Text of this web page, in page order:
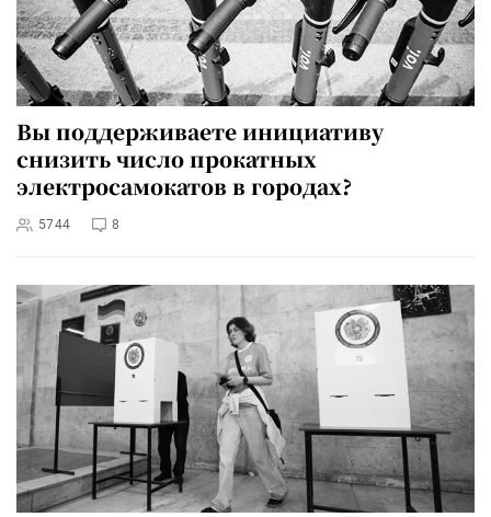
Вы поддерживаете инициативу
снизить число прокатных
электросамокатов в городах?
5744 8